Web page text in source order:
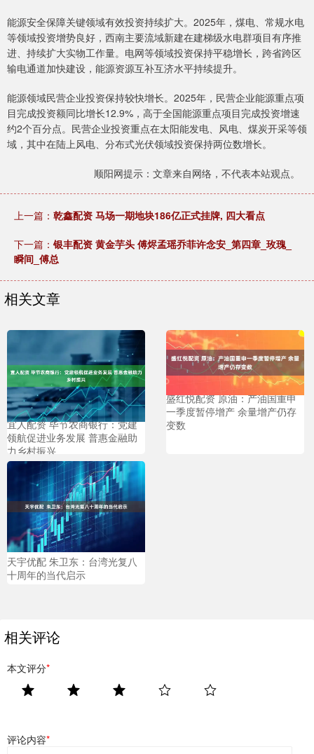
能源安全保障关键领域有效投资持续扩大。2025年，煤电、常规水电
等领域投资增势良好，西南主要流域新建在建梯级水电群项目有序推
进、持续扩大实物工作量。电网等领域投资保持平稳增长，跨省跨区
输电通道加快建设，能源资源互补互济水平持续提升。
能源领域民营企业投资保持较快增长。2025年，民营企业能源重点项
目完成投资额同比增长12.9%，高于全国能源重点项目完成投资增速
约2个百分点。民营企业投资重点在太阳能发电、风电、煤炭开采等领
域，其中在陆上风电、分布式光伏领域投资保持两位数增长。
顺阳网提示：文章来自网络，不代表本站观点。
上一篇： 乾鑫配资 马场一期地块186亿正式挂牌, 四大看点
下一篇： 银丰配资 黄金芋头 傅烬孟瑶乔菲许念安_第四章_玫瑰_
瞬间_傅总
相关文章
宜人配资 毕节农商银行：党建
领航促进业务发展 普惠金融助
力乡村振兴
盛红悦配资 原油：产油国重申
一季度暂停增产 余量增产仍存
变数
天宇优配 朱卫东：台湾光复八
十周年的当代启示
相关评论
本文评分*
评论内容*